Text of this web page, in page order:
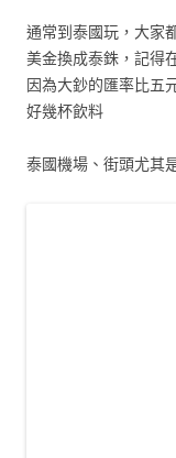
通常到泰國玩，大家
美金換成泰銖，記得
因為大鈔的匯率比五
好幾杯飲料
泰國機場、街頭尤其